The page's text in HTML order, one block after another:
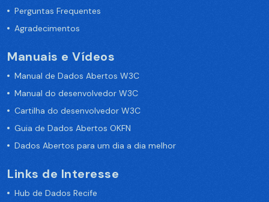
Perguntas Frequentes
Agradecimentos
Manuais e Vídeos
Manual de Dados Abertos W3C
Manual do desenvolvedor W3C
Cartilha do desenvolvedor W3C
Guia de Dados Abertos OKFN
Dados Abertos para um dia a dia melhor
Links de Interesse
Hub de Dados Recife